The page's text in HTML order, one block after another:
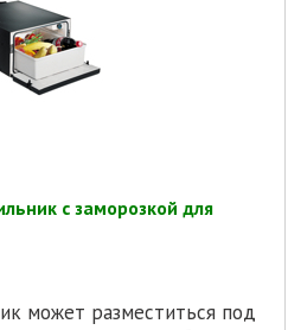
с заморозкой для
может разместиться под